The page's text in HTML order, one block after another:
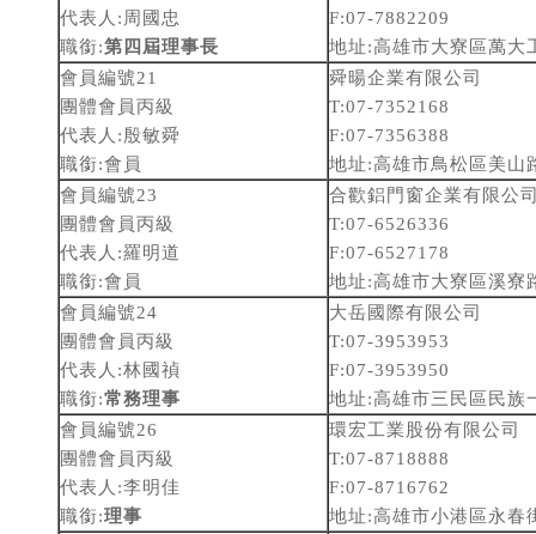
代表人:周國忠
職銜:第四屆理事長
F:07-7882209
地址:高雄市大寮區萬大
會員編號21
團體會員丙級
代表人:殷敏舜
職銜:會員
舜暘企業有限公司
T:07-7352168
F:07-7356388
地址:高雄市鳥松區美山
會員編號23
團體會員丙級
代表人:羅明道
職銜:會員
合歡鋁門窗企業有限公
T:07-6526336
F:07-6527178
地址:高雄市大寮區溪寮
會員編號24
團體會員丙級
代表人:林國禎
職銜:常務理事
大岳國際有限公司
T:07-3953953
F:07-3953950
地址:高雄市三民區民族
會員編號26
團體會員丙級
代表人:李明佳
職銜:理事
環宏工業股份有限公司
T:07-8718888
F:07-8716762
地址:高雄市小港區永春